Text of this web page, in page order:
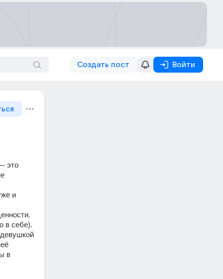
Создать пост Войти
это
и
в себе).
в